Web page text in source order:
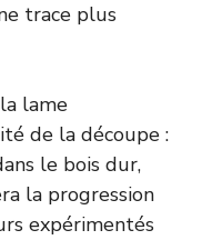
trace plus
lame
de la découpe :
le bois dur,
la progression
expérimentés